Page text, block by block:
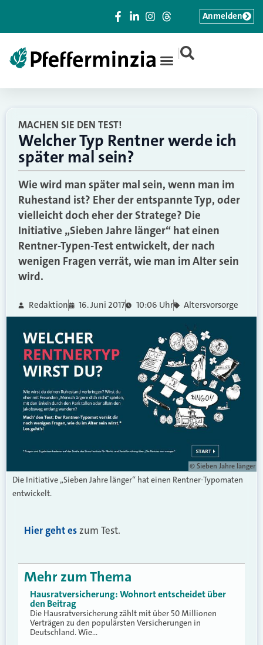
|
Anmelden
MACHEN SIE DEN TEST!
Welcher Typ Rentner werde ich
später mal sein?
Wie wird man später mal sein, wenn man im
Ruhestand ist? Eher der entspannte Typ, oder
vielleicht doch eher der Stratege? Die
Initiative „Sieben Jahre länger“ hat einen
Rentner-Typen-Test entwickelt, der nach
wenigen Fragen verrät, wie man im Alter sein
wird.
Redaktion 16. Juni 2017 10:06 Uhr Altersvorsorge
© Sieben Jahre länger
Die Initiative „Sieben Jahre länger“ hat einen Rentner-Typomaten
entwickelt.
Hier geht eszum Test.
Mehr zum Thema
Hausratversicherung: Wohnort entscheidet über
den Beitrag
Die Hausratversicherung zählt mit über 50 Millionen
Verträgen zu den populärsten Versicherungen in
Deutschland. Wie…